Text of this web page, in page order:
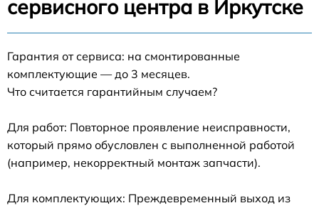
сервисного центра в Иркутске
Гарантия от сервиса: на смонтированные
комплектующие — до 3 месяцев.
Что считается гарантийным случаем?
Для работ: Повторное проявление неисправности,
который прямо обусловлен с выполненной работой
(например, некорректный монтаж запчасти).
Для комплектующих: Преждевременный выход из